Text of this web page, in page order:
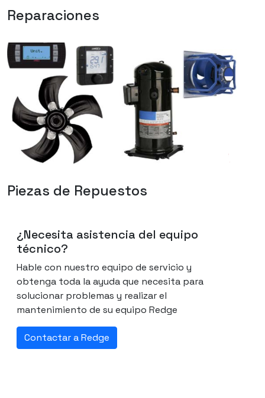
Reparaciones
Piezas de Repuestos
¿Necesita asistencia del equipo
técnico?
Hable con nuestro equipo de servicio y
obtenga toda la ayuda que necesita para
solucionar problemas y realizar el
mantenimiento de su equipo Redge
Contactar a Redge